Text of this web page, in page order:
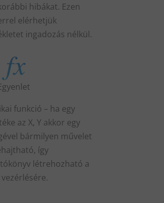
hibákat. Ezen
elérhetjük
ingadozás nélkül.
funkció – ha egy
az X, Y akkor egy
bármilyen művelet
, így
létrehozható a